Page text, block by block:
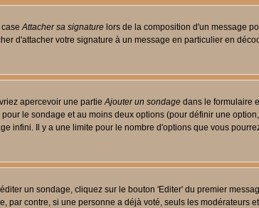
caseAttacher sa signature lors de la composition d'un message
d'attacher votre signature à un message en particulier en
apercevoir une partieAjouter un sondage dans le formulaire
le sondage et au moins deux options (pour définir une
infini. Il y a une limite pour le nombre d'options que vous
un sondage, cliquez sur le bouton 'Editer' du premier
contre, si une personne a déjà voté, seuls les modérateurs